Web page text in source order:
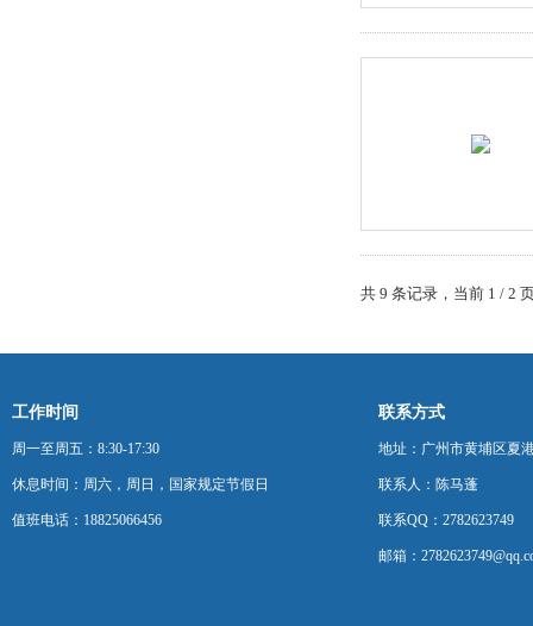
共 9 条记录，当前 1 / 2
工作时间
周一至周五：8:30-17:30
休息时间：周六，周日，国家规定节假日
值班电话：18825066456
联系方式
地址：广州市黄埔区夏
联系人：陈马蓬
联系QQ：2782623749
邮箱：